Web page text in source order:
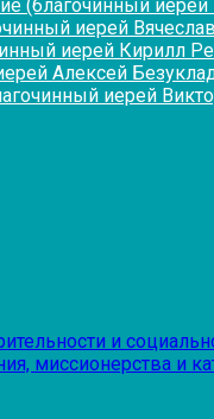
(благочинный иерей
иерей
иерей Кирилл
Алексей
иерей
и
миссионерства и